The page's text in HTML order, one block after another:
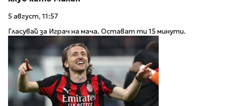
5 август, 11:57
Гласувай за Играч на мача. Остават ти 15 минути.